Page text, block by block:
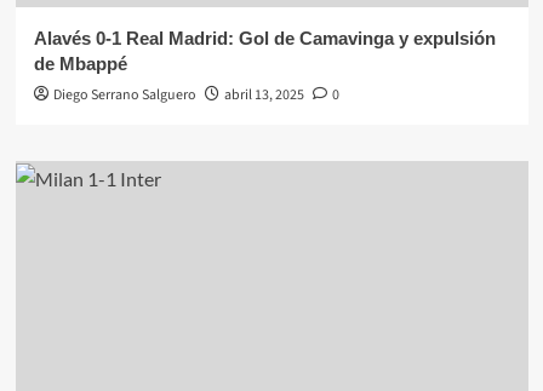
Alavés 0-1 Real Madrid: Gol de Camavinga y expulsión
de Mbappé
Diego Serrano Salguero
abril 13, 2025 0